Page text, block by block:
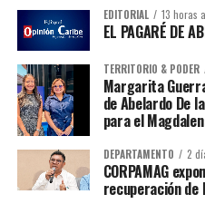
EDITORIAL 13 horas
EL PAGARÉ DE
TERRITORIO & PODER
Margarita
de Abelardo De
para el
DEPARTAMENTO 2
CORPAMAG
recuperación de